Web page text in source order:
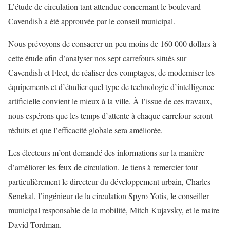
L’étude de circulation tant attendue concernant le boulevard
Cavendish a été approuvée par le conseil municipal.
Nous prévoyons de consacrer un peu moins de 160 000 dollars à
cette étude afin d’analyser nos sept carrefours situés sur
Cavendish et Fleet, de réaliser des comptages, de moderniser les
équipements et d’étudier quel type de technologie d’intelligence
artificielle convient le mieux à la ville. À l’issue de ces travaux,
nous espérons que les temps d’attente à chaque carrefour seront
réduits et que l’efficacité globale sera améliorée.
Les électeurs m’ont demandé des informations sur la manière
d’améliorer les feux de circulation. Je tiens à remercier tout
particulièrement le directeur du développement urbain, Charles
Senekal, l’ingénieur de la circulation Spyro Yotis, le conseiller
municipal responsable de la mobilité, Mitch Kujavsky, et le maire
David Tordman.